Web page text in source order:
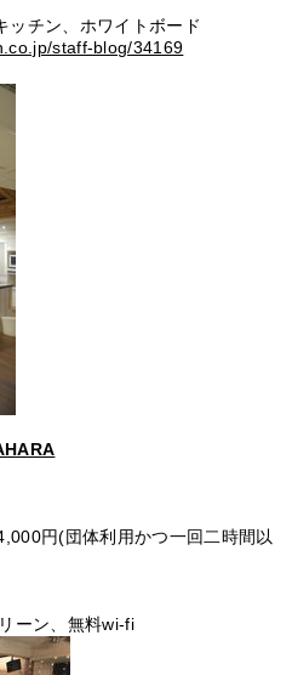
ッチン、ホワイトボード
staff-blog/34169
円(団体利用かつ一回二時間以
ーン、無料wi-fi